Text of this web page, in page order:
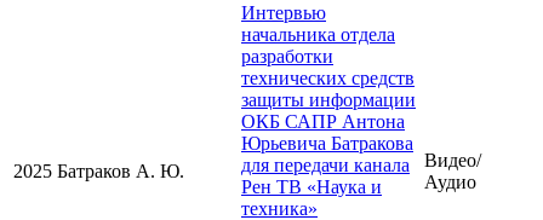
2025 Батраков А. Ю.
Интервью
начальника отдела
разработки
технических средств
защиты информации
ОКБ САПР Антона
Юрьевича Батракова
для передачи канала
Рен ТВ «Наука и
техника»
Видео/
Аудио